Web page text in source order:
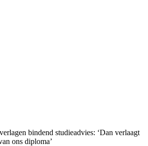
bindend studieadvies: ‘Dan verlaagt
ons diploma’